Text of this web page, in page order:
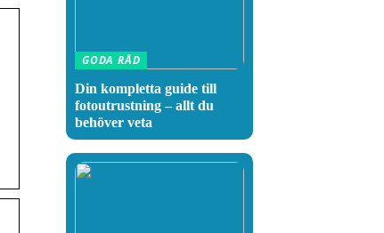
GODA RÅD
Din kompletta guide till
fotoutrustning – allt du
behöver veta